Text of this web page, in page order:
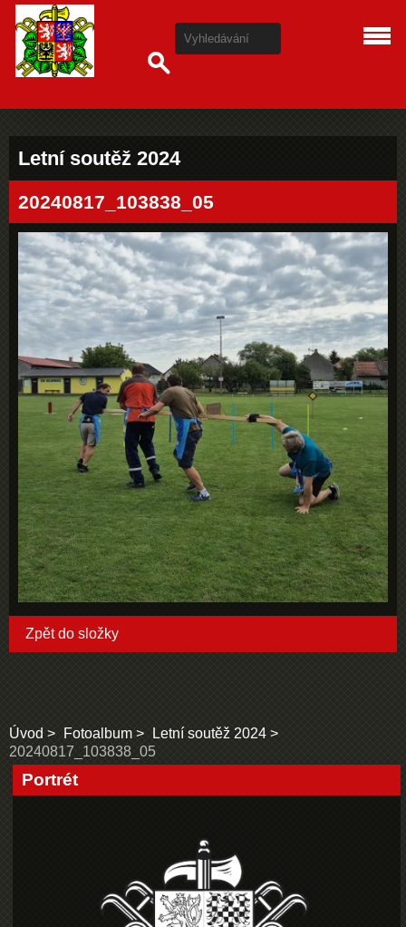
Letní soutěž 2024
20240817_103838_05
Zpět do složky
Úvod Fotoalbum
Letní soutěž 2024
20240817_103838_05
Portrét